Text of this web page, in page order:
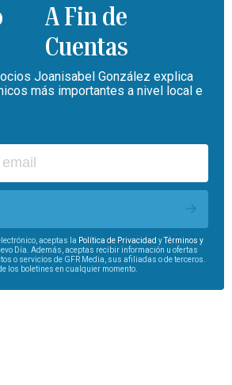
A Fin de
Cuentas
Joanisabel González explica
más importantes a nivel local e
aceptas la Política de Privacidad yTérminos y
Día. Además, aceptas recibir información u ofertas
o servicios de GFR Media, sus afiliadas o de terceros.
los boletines en cualquier momento.